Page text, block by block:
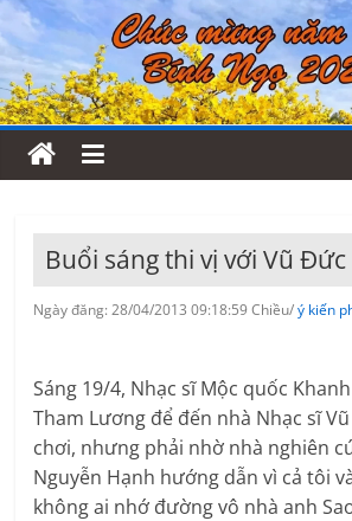
Buổi sáng thi vị với Vũ Đức
Ngày đăng: 28/04/2013 09:18:59 Chiều/ý kiến
Sáng 19/4, Nhạc sĩ Mộc quốc
Tham Lương để đến nhà Nhạc sĩ
chơi, nhưng phải nhờ nhà nghiên
Nguyễn Hạnh hướng dẫn vì cả tôi
không ai nhớ đường vô nhà anh